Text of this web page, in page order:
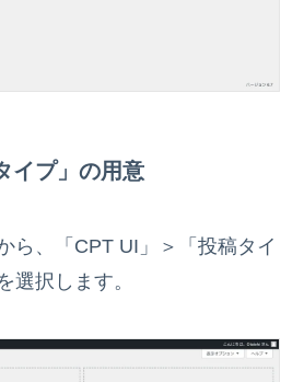
イプ」の用意
ら、「CPT UI」＞「投稿タイ
選択します。